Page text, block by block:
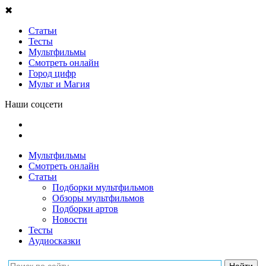
✖
Статьи
Тесты
Мультфильмы
Смотреть онлайн
Город цифр
Мульт и Магия
Наши соцсети
Мультфильмы
Смотреть онлайн
Статьи
Подборки мультфильмов
Обзоры мультфильмов
Подборки артов
Новости
Тесты
Аудиосказки